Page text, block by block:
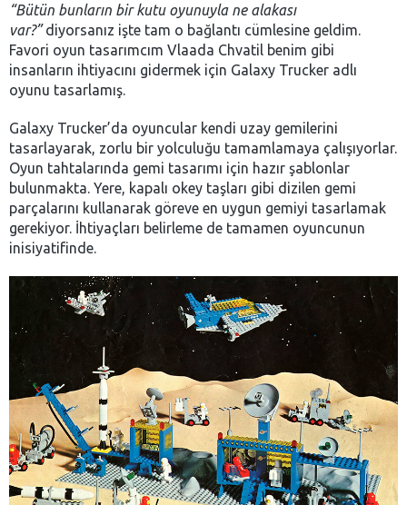
“Bütün bunların bir kutu oyunuyla ne alakası
var?”diyorsanız işte tam o bağlantı cümlesine geldim.
Favori oyun tasarımcım Vlaada Chvatil benim gibi
insanların ihtiyacını gidermek için Galaxy Trucker adlı
oyunu tasarlamış.
Galaxy Trucker’da oyuncular kendi uzay gemilerini
tasarlayarak, zorlu bir yolculuğu tamamlamaya çalışıyorlar.
Oyun tahtalarında gemi tasarımı için hazır şablonlar
bulunmakta. Yere, kapalı okey taşları gibi dizilen gemi
parçalarını kullanarak göreve en uygun gemiyi tasarlamak
gerekiyor. İhtiyaçları belirleme de tamamen oyuncunun
inisiyatifinde.